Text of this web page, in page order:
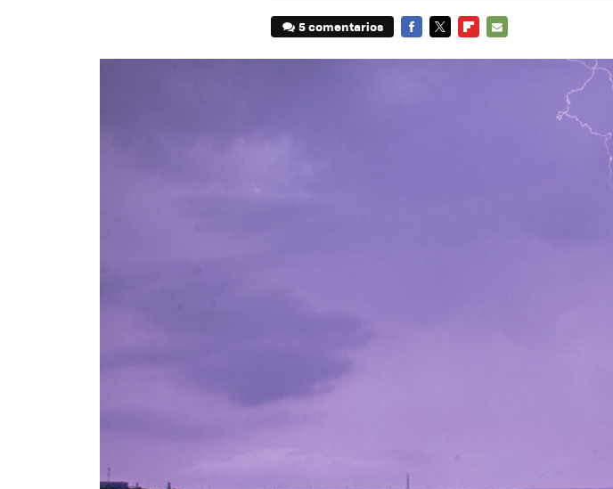
5 comentarios